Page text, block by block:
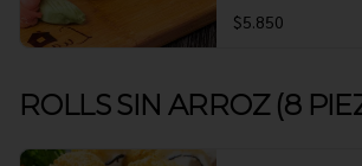
$5.850
ROLLS SIN ARROZ (8